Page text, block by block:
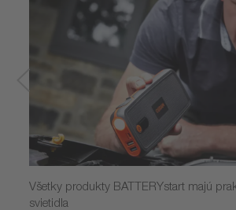
Všetky produkty BATTERYstart majú
svietidla